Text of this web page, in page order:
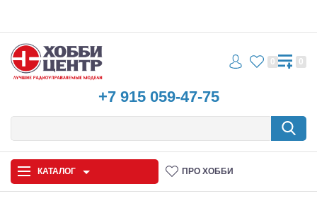
+7 915 059-47-75
0 0
КАТАЛОГ ПРО ХОББИ